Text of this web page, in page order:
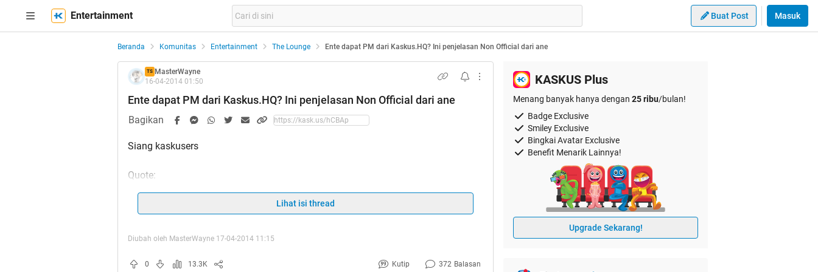
Entertainment Buat Post Masuk
Beranda Komunitas Entertainment The Lounge Ente dapat PM dari Kaskus.HQ? Ini penjelasan Non Official dari ane
TS MasterWayne
16-04-2014 01:50
Ente dapat PM dari Kaskus.HQ? Ini penjelasan Non Official dari ane
Bagikan
Siang kaskusers
Quote:
Tuk pengguna kaskus apps ato wap version, silahkan klik gambar tuk membuka
Lihat isi thread
Diubah oleh MasterWayne 17-04-2014 11:15
0 13.3K Kutip 372 Balasan
KASKUS Plus
Menang banyak hanya dengan 25 ribu/bulan!
Badge Exclusive
Smiley Exclusive
Bingkai Avatar Exclusive
Benefit Menarik Lainnya!
Upgrade Sekarang!